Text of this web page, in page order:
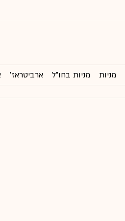
מניות מניות בחו"ל ארביטראז'